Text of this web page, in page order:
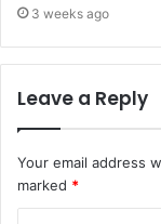
3 weeks ago
Leave a Reply
Your email address
marked *